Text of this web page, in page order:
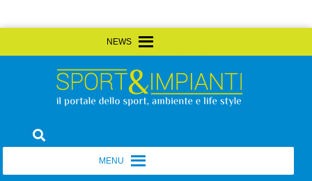
to
Sport&Impianti